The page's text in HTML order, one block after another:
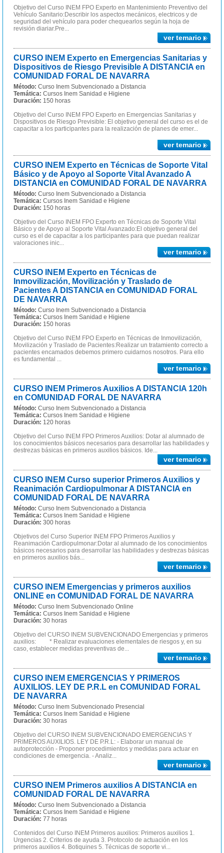
Objetivo del Curso INEM FPO Experto en Mantenimiento Preventivo del
Vehículo Sanitario:Describir los aspectos mecánicos, electricos y de
seguridad del vehículo para poder chequearlos según la hoja de
revisión diariar.Pre...
ver temario
CURSO INEM Experto en Emergencias Sanitarias y
Dispositivos de Riesgo Previsible A DISTANCIA en
COMUNIDAD FORAL DE NAVARRA
Método: Curso Inem Subvencionado a Distancia
Temática: Cursos Inem Sanidad e Higiene
Duración: 150 horas
Objetivo del Curso INEM FPO Experto en Emergencias Sanitarias y
Dispositivos de Riesgo Previsible: El objetivo general del curso es el de
capacitar a los participantes para la realización de planes de emer...
ver temario
CURSO INEM Experto en Técnicas de Soporte Vital
Básico y de Apoyo al Soporte Vital Avanzado A
DISTANCIA en COMUNIDAD FORAL DE NAVARRA
Método: Curso Inem Subvencionado a Distancia
Temática: Cursos Inem Sanidad e Higiene
Duración: 150 horas
Objetivo del Curso INEM FPO Experto en Técnicas de Soporte Vital
Básico y de Apoyo al Soporte Vital Avanzado:El objetivo general del
curso es el de capacitar a los participantes para que puedan realizar
valoraciones inic...
ver temario
CURSO INEM Experto en Técnicas de
Inmovilización, Movilización y Traslado de
Pacientes A DISTANCIA en COMUNIDAD FORAL
DE NAVARRA
Método: Curso Inem Subvencionado a Distancia
Temática: Cursos Inem Sanidad e Higiene
Duración: 150 horas
Objetivo del Curso INEM FPO Experto en Técnicas de Inmovilización,
Movilización y Traslado de Pacientes:Realizar un tratamiento correcto a
pacientes encamados debemos primero cuidarnos nosotros. Para ello
es fundamental ...
ver temario
CURSO INEM Primeros Auxilios A DISTANCIA 120h
en COMUNIDAD FORAL DE NAVARRA
Método: Curso Inem Subvencionado a Distancia
Temática: Cursos Inem Sanidad e Higiene
Duración: 120 horas
Objetivo del Curso INEM FPO Primeros Auxilios: Dotar al alumnado de
los conocimientos básicos necesarios para desarrollar las habilidades y
destrezas básicas en primeros auxilios básicos. Ide...
ver temario
CURSO INEM Curso superior Primeros Auxilios y
Reanimación Cardiopulmonar A DISTANCIA en
COMUNIDAD FORAL DE NAVARRA
Método: Curso Inem Subvencionado a Distancia
Temática: Cursos Inem Sanidad e Higiene
Duración: 300 horas
Objetivos del Curso Superior INEM FPO Primeros Auxilios y
Reanimación Cardiopulmonar:Dotar al alumnado de los conocimientos
básicos necesarios para desarrollar las habilidades y destrezas básicas
en primeros auxilios bás...
ver temario
CURSO INEM Emergencias y primeros auxilios
ONLINE en COMUNIDAD FORAL DE NAVARRA
Método: Curso Inem Subvencionado Online
Temática: Cursos Inem Sanidad e Higiene
Duración: 30 horas
Objetivo del CURSO INEM SUBVENCIONADO Emergencias y primeros
auxilios: * Realizar evaluaciones elementales de riesgos y, en su
caso, establecer medidas preventivas de...
ver temario
CURSO INEM EMERGENCIAS Y PRIMEROS
AUXILIOS. LEY DE P.R.L en COMUNIDAD FORAL
DE NAVARRA
Método: Curso Inem Subvencionado Presencial
Temática: Cursos Inem Sanidad e Higiene
Duración: 30 horas
Objetivo del CURSO INEM SUBVENCIONADO EMERGENCIAS Y
PRIMEROS AUXILIOS. LEY DE P.R.L: - Elaborar un manual de
autoprotección - Proponer procedimientos y medidas para actuar en
condiciones de emergencia. - Analiz...
ver temario
CURSO INEM Primeros auxilios A DISTANCIA en
COMUNIDAD FORAL DE NAVARRA
Método: Curso Inem Subvencionado a Distancia
Temática: Cursos Inem Sanidad e Higiene
Duración: 77 horas
Contenidos del Curso INEM Primeros auxilios: Primeros auxilios 1.
Urgencias 2. Criterios de ayuda 3. Protocolo de actuación en los
primeros auxilios 4. Botiquines 5. Técnicas de soporte vi...